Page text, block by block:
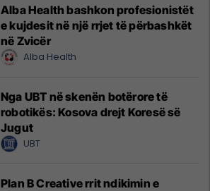
Alba Health bashkon profesionistët
e kujdesit në një rrjet të përbashkët
në Zvicër
Alba Health
Nga UBT në skenën botërore të
robotikës: Kosova drejt Koresë së
Jugut
UBT
Plan B Creative rrit ndikimin e